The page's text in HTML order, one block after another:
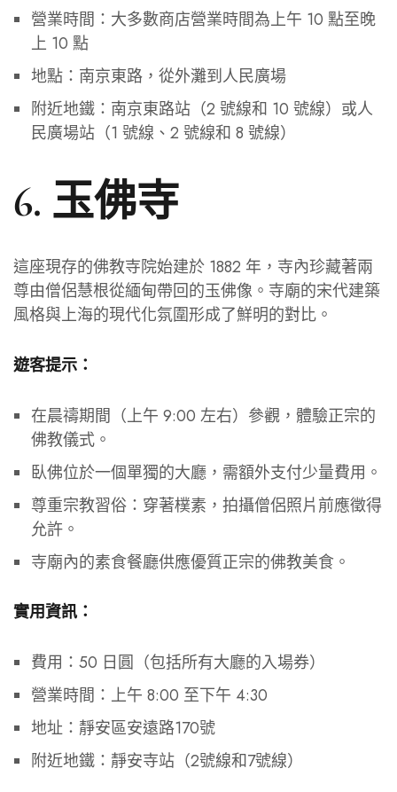
營業時間：大多數商店營業時間為上午 10 點至晚
上 10 點
地點：南京東路，從外灘到人民廣場
附近地鐵：南京東路站（2 號線和 10 號線）或人
民廣場站（1 號線、2 號線和 8 號線）
6. 玉佛寺
這座現存的佛教寺院始建於 1882 年，寺內珍藏著兩
尊由僧侶慧根從緬甸帶回的玉佛像。寺廟的宋代建築
風格與上海的現代化氛圍形成了鮮明的對比。
遊客提示：
在晨禱期間（上午 9:00 左右）參觀，體驗正宗的
佛教儀式。
臥佛位於一個單獨的大廳，需額外支付少量費用。
尊重宗教習俗：穿著樸素，拍攝僧侶照片前應徵得
允許。
寺廟內的素食餐廳供應優質正宗的佛教美食。
實用資訊：
費用：50 日圓（包括所有大廳的入場券）
營業時間：上午 8:00 至下午 4:30
地址：靜安區安遠路170號
附近地鐵：靜安寺站（2號線和7號線）